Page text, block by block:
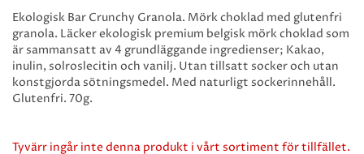
Ekologisk Bar Crunchy Granola. Mörk choklad med glutenfri
granola. Läcker ekologisk premium belgisk mörk choklad som
är sammansatt av 4 grundläggande ingredienser; Kakao,
inulin, solroslecitin och vanilj. Utan tillsatt socker och utan
konstgjorda sötningsmedel. Med naturligt sockerinnehåll.
Glutenfri. 70g.
Tyvärr ingår inte denna produkt i vårt sortiment för tillfället.